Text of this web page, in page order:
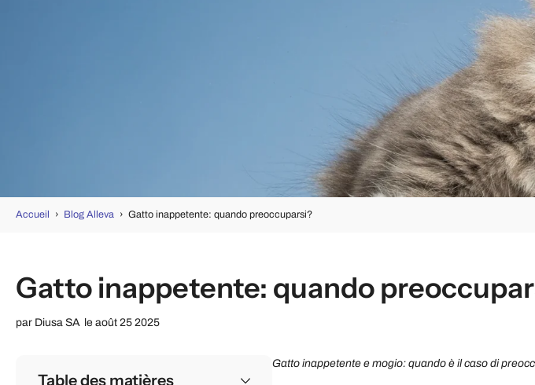
Accueil › Blog Alleva › Gatto inappetente: quando preoccuparsi?
Gatto inappetente: quando
par Diusa SA le août 25 2025
Table des matières
Gatto inappetente e mogio: quando è il caso di